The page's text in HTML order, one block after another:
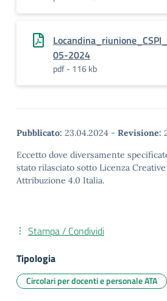
05-2024
pdf - 116 kb
Pubblicato: 23.04.2024 - Revisione:
Eccetto dove diversamente
stato rilasciato sotto Licenza
Attribuzione 4.0 Italia.
Stampa / Condividi
Tipologia
Circolari per docenti e personale ATA